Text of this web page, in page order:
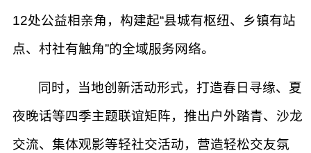
12处公益相亲角，构建起“县城有枢纽、乡镇有站
点、村社有触角”的全域服务网络。
同时，当地创新活动形式，打造春日寻缘、夏
夜晚话等四季主题联谊矩阵，推出户外踏青、沙龙
交流、集体观影等轻社交活动，营造轻松交友氛